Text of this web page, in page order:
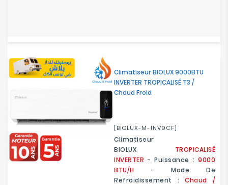
Climatiseur BIOLUX 9000BTU
INVERTER TROPICALISÉ T3 /
Chaud Froid
[BIOLUX-M-INV9CF]
Climatiseur
BIOLUX TROPICALISÉ
INVERTER - Puissance : 9000
BTU/H
- Mode De
Refroidissement : Chaud /